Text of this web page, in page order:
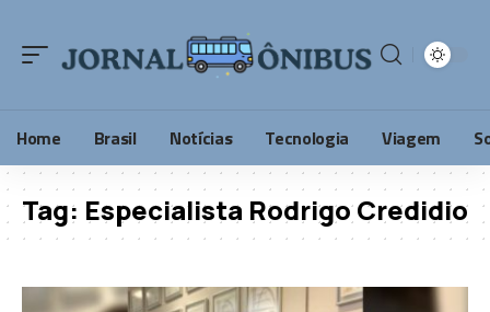
Home Brasil Notícias Tecnologia Viagem
Tag: Especialista Rodrigo Credidio